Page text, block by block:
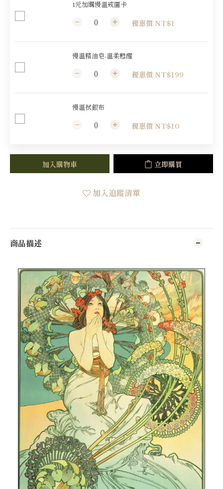
1元加購慢溫戒圍卡
優惠價 NT$1
慢溫精油皂-溫柔甦醒
優惠價 NT$199
慢溫拭銀布
優惠價 NT$10
加入購物車 立即購買
加入追蹤清單
商品描述